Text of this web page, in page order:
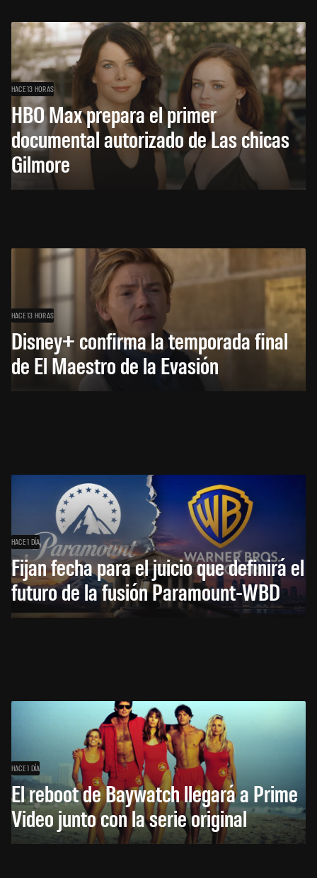
HACE 13 HORAS
HBO Max prepara el primer
documental autorizado de Las chicas
Gilmore
HACE 13 HORAS
Disney+ confirma la temporada final
de El Maestro de la Evasión
HACE 1 DÍA
Fijan fecha para el juicio que definirá el
futuro de la fusión Paramount-WBD
HACE 1 DÍA
El reboot de Baywatch llegará a Prime
Video junto con la serie original